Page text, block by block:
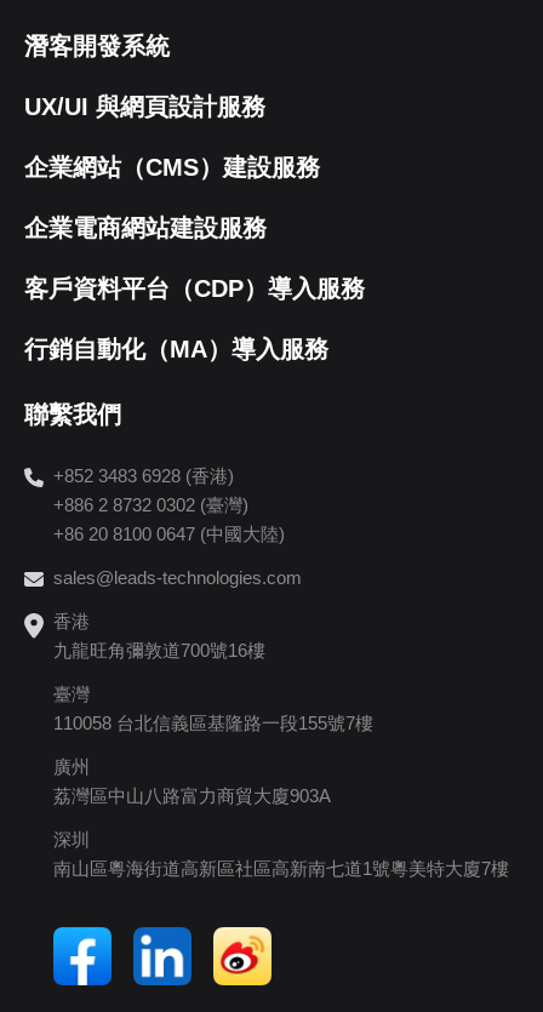
潛客開發系統
UX/UI 與網頁設計服務
企業網站（CMS）建設服務
企業電商網站建設服務
客戶資料平台（CDP）導入服務
行銷自動化（MA）導入服務
聯繫我們
+852 3483 6928 (香港)
+886 2 8732 0302 (臺灣)
+86 20 8100 0647 (中國大陸)
sales@leads-technologies.com
香港
九龍旺角彌敦道700號16樓
臺灣
110058 台北信義區基隆路一段155號7樓
廣州
荔灣區中山八路富力商貿大廈903A
深圳
南山區粵海街道高新區社區高新南七道1號粵美特大廈7樓